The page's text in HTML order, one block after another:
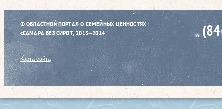
© ОБЛАСТНОЙ ПОРТАЛ О СЕМЕЙНЫХ ЦЕННОСТЯХ
«САМАРА БЕЗ СИРОТ, 2013–2014
Карта сайта